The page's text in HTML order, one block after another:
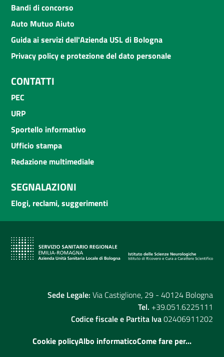
Bandi di concorso
Auto Mutuo Aiuto
Guida ai servizi dell'Azienda USL di Bologna
Privacy policy e protezione del dato personale
CONTATTI
PEC
URP
Sportello informativo
Ufficio stampa
Redazione multimediale
SEGNALAZIONI
Elogi, reclami, suggerimenti
Sede Legale: Via Castiglione, 29 - 40124 Bologna
Tel. +39.051.6225111
Codice fiscale e Partita Iva02406911202
Cookie policyAlbo informaticoCome fare per...